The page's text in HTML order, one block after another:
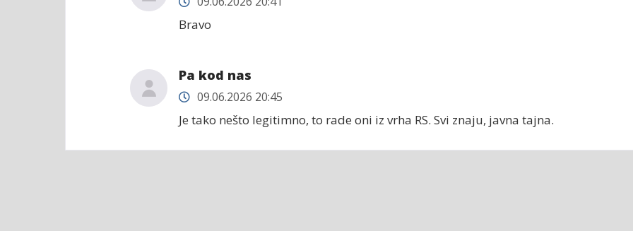
Bravo
Pa kod nas
09.06.2026 20:45
Je tako nešto legitimno, to rade oni iz vrha RS. Svi znaju, javna tajna.